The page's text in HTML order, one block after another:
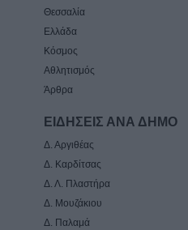
Θεσσαλία
Ελλάδα
Κόσμος
Αθλητισμός
Άρθρα
ΕΙΔΗΣΕΙΣ ΑΝΑ ΔΗΜΟ
Δ. Αργιθέας
Δ. Καρδίτσας
Δ. Λ. Πλαστήρα
Δ. Μουζάκιου
Δ. Παλαμά